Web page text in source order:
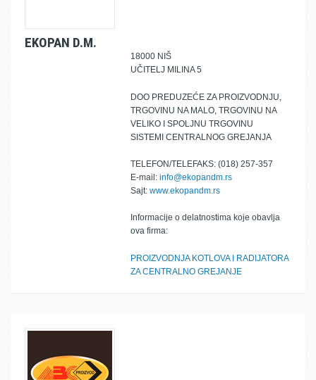
EKOPAN D.M.
18000 NIŠ
UČITELJ MILINA 5
DOO PREDUZEĆE ZA PROIZVODNJU,
TRGOVINU NA MALO, TRGOVINU NA
VELIKO I SPOLJNU TRGOVINU
SISTEMI CENTRALNOG GREJANJA
TELEFON/TELEFAKS: (018) 257-357
E-mail: info@ekopandm.rs
Sajt: www.ekopandm.rs
Informacije o delatnostima koje obavlja
ova firma:
PROIZVODNJA KOTLOVA I RADIJATORA
ZA CENTRALNO GREJANJE